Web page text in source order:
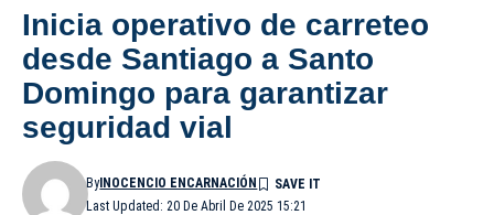
Inicia operativo de carreteo
desde Santiago a Santo
Domingo para garantizar
seguridad vial
Last Updated: 20 De Abril De 2025 15:21
ByINOCENCIO ENCARNACIÓN